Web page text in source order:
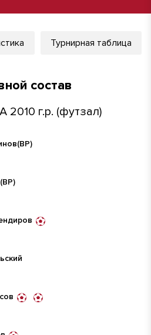
Турнирная таблица
состав
г.р. (футзал)
(ВР)
(ВР)